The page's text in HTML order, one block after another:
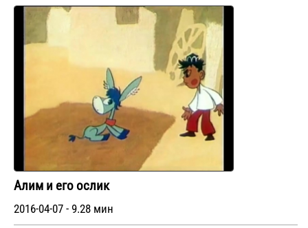
Алим и его ослик
2016-04-07 - 9.28 мин